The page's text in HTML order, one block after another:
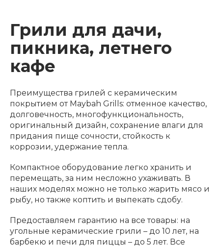
Грили для дачи,
пикника, летнего
кафе
Преимущества грилей с керамическим
покрытием от Maybah Grills: отменное качество,
долговечность, многофункциональность,
оригинальный дизайн, сохранение влаги для
придания пище сочности, стойкость к
коррозии, удержание тепла.
Компактное оборудование легко хранить и
перемещать, за ним несложно ухаживать. В
наших моделях можно не только жарить мясо и
рыбу, но также коптить и выпекать сдобу.
Предоставляем гарантию на все товары: на
угольные керамические грили – до 10 лет, на
барбекю и печи для пиццы – до 5 лет. Все